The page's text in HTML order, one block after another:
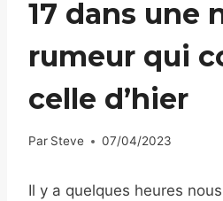
17 dans une
rumeur qui
celle d’hier
Par Steve 07/04/2023
Il y a quelques heures